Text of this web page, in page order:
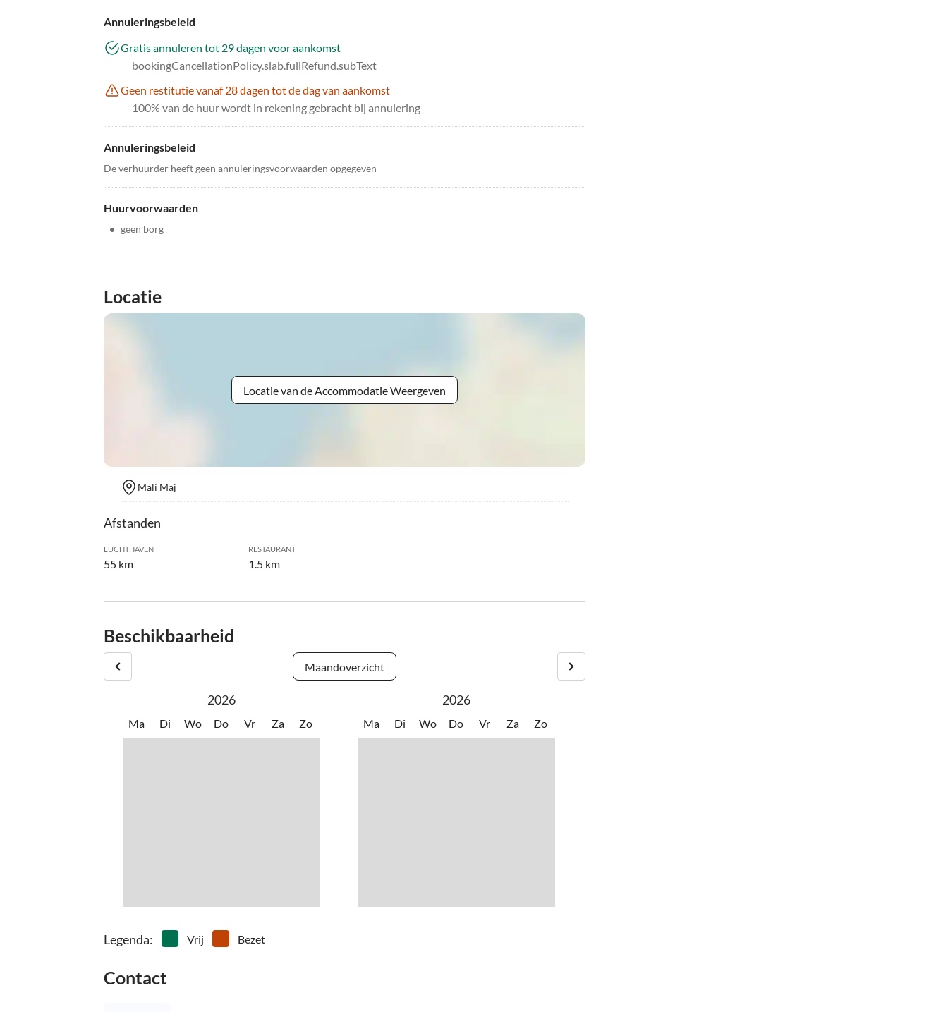
Annuleringsbeleid
Gratis annuleren tot 29 dagen voor aankomst
bookingCancellationPolicy.slab.fullRefund.subText
Geen restitutie vanaf 28 dagen tot de dag van aankomst
100% van de huur wordt in rekening gebracht bij annulering
Annuleringsbeleid
De verhuurder heeft geen annuleringsvoorwaarden opgegeven
Huurvoorwaarden
• geen borg
Locatie
Locatie van de Accommodatie Weergeven
Mali Maj
Afstanden
LUCHTHAVEN
55 km
RESTAURANT
1.5 km
Beschikbaarheid
Maandoverzicht
2026
Ma Di Wo Do Vr Za Zo
2026
Ma Di Wo Do Vr Za Zo
Legenda: Vrij Bezet
Contact